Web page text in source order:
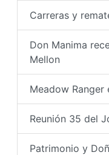
Carreras y
Don Manima
Mellon
Meadow
Reunión 35 del
Patrimonio y